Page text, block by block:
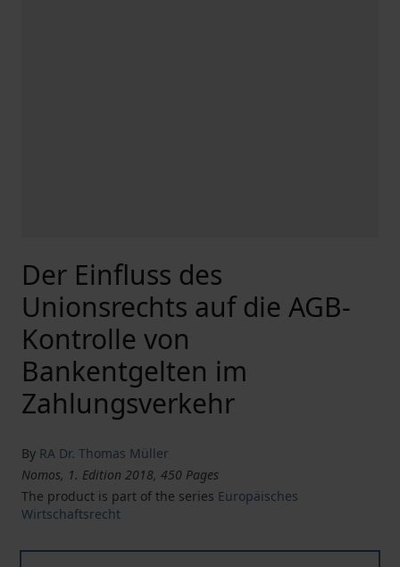
Der Einfluss des
Unionsrechts auf die AGB-
Kontrolle von
Bankentgelten im
Zahlungsverkehr
By RA Dr. Thomas Müller
Nomos, 1. Edition 2018, 450 Pages
The product is part of the series Europäisches
Wirtschaftsrecht